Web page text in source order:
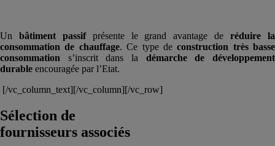
Un bâtiment passifprésente le grand avantage deréduire la
consommation de chauffage. Ce type deconstruction très basse
consommation s’inscrit dans la démarche de développement
durable encouragée par l’Etat.
[/vc_column_text][/vc_column][/vc_row]
Sélection de
fournisseurs associés